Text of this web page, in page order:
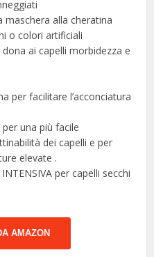
maschera alla cheratina
o colori artificiali
ai capelli morbidezza e
per facilitare l’acconciatura
per una più facile
dei capelli e per
elevate .
per capelli secchi
AMAZON